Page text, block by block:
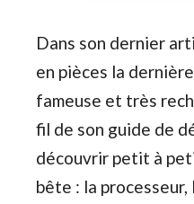
Dans son dernier
en pièces la
fameuse et très
fil de son guide de
découvrir petit à
bête : la processeur,